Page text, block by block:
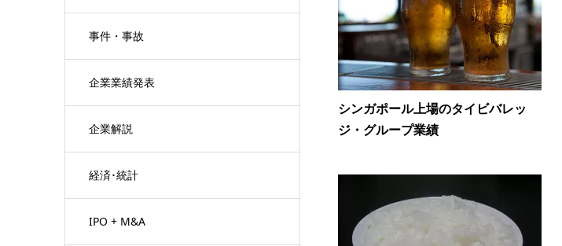
事件・事故
企業業績発表
企業解説
経済･統計
IPO + M&A
シンガポール上場のタイビバレッ
ジ・グループ業績